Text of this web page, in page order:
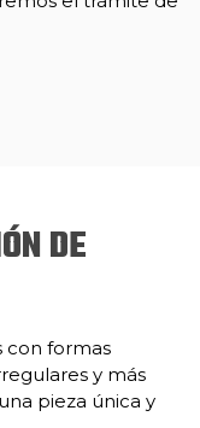
DE
con formas
y más
pieza única y